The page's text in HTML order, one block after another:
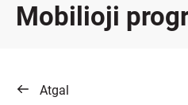
REWARDS
Mobilioji
Atgal